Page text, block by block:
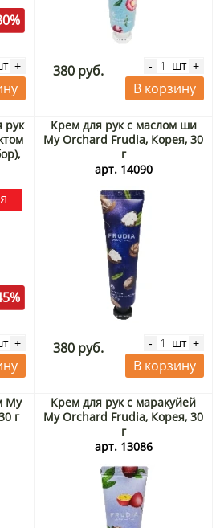
+ 380 руб. - шт +
В корзину
рук
+
Крем для рук с маслом ши
My Orchard Frudia, Корея, 30
г
арт. 14090
380 руб. - шт +
В корзину
My
г
Крем для рук с маракуйей
My Orchard Frudia, Корея, 30
г
арт. 13086